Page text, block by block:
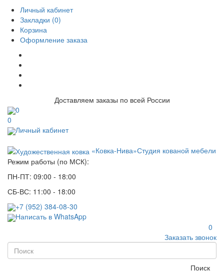
Личный кабинет
Закладки (0)
Корзина
Оформление заказа
Доставляем заказы по всей России
0
0
Личный кабинет
«Ковка-Нива»Студия кованой мебели
Режим работы (по МСК):
ПН-ПТ: 09:00 - 18:00
СБ-ВС: 11:00 - 18:00
+7 (952) 384-08-30
Написать в WhatsApp
0
Заказать звонок
Поиск